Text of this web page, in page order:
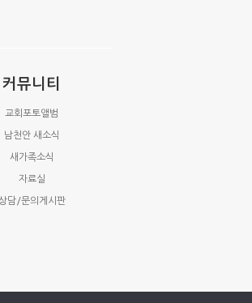
커뮤니티
교회포토앨범
남천안 새소식
새가족소식
자료실
담/문의게시판